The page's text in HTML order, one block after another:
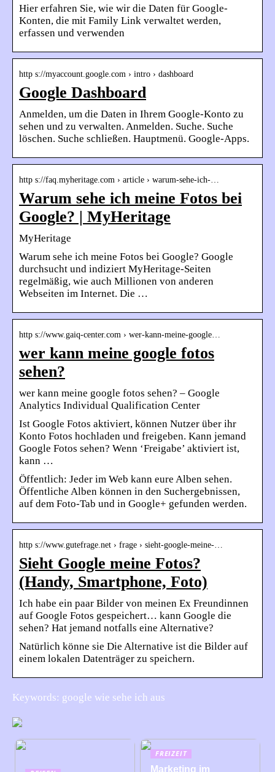
Hier erfahren Sie, wie wir die Daten für Google-
Konten, die mit Family Link verwaltet werden,
erfassen und verwenden
http s://myaccount.google.com › intro › dashboard
Google Dashboard
Anmelden, um die Daten in Ihrem Google-Konto zu
sehen und zu verwalten. Anmelden. Suche. Suche
löschen. Suche schließen. Hauptmenü. Google-Apps.
http s://faq.myheritage.com › article › warum-sehe-ich-…
Warum sehe ich meine Fotos bei
Google? | MyHeritage
MyHeritage
Warum sehe ich meine Fotos bei Google? Google
durchsucht und indiziert MyHeritage-Seiten
regelmäßig, wie auch Millionen von anderen
Webseiten im Internet. Die …
http s://www.gaiq-center.com › wer-kann-meine-google…
wer kann meine google fotos
sehen?
wer kann meine google fotos sehen? – Google
Analytics Individual Qualification Center
Ist Google Fotos aktiviert, können Nutzer über ihr
Konto Fotos hochladen und freigeben. Kann jemand
Google Fotos sehen? Wenn ‘Freigabe’ aktiviert ist,
kann …
Öffentlich: Jeder im Web kann eure Alben sehen.
Öffentliche Alben können in den Suchergebnissen,
auf dem Foto-Tab und in Google+ gefunden werden.
http s://www.gutefrage.net › frage › sieht-google-meine-…
Sieht Google meine Fotos?
(Handy, Smartphone, Foto)
Ich habe ein paar Bilder von meinen Ex Freundinnen
auf Google Fotos gespeichert… kann Google die
sehen? Hat jemand notfalls eine Alternative?
Natürlich könne sie Die Alternative ist die Bilder auf
einem lokalen Datenträger zu speichern.
Keywords: google wie sehe ich aus
FREIZEIT
Marketing im